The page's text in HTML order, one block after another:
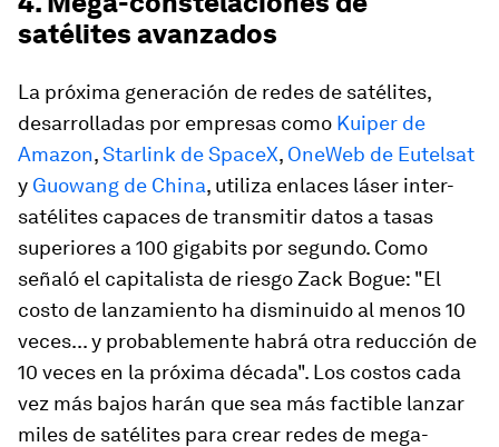
satélites avanzados
La próxima generación de redes de satélites,
desarrolladas por empresas como Kuiper de
Amazon,Starlink de SpaceX, OneWeb de Eutelsat
y Guowang de China, utiliza enlaces láser inter-
satélites capaces de transmitir datos a tasas
superiores a 100 gigabits por segundo. Como
señaló el capitalista de riesgo Zack Bogue: "El
costo de lanzamiento ha disminuido al menos 10
veces... y probablemente habrá otra reducción de
10 veces en la próxima década". Los costos cada
vez más bajos harán que sea más factible lanzar
miles de satélites para crear redes de mega-